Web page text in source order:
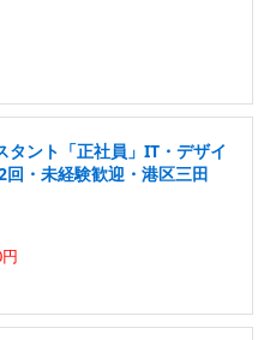
ント「正社員」IT・デザイ
・未経験歓迎・港区三田